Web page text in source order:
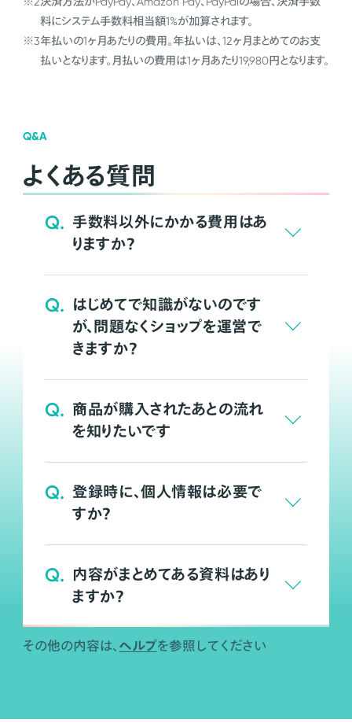
料にシステム手数料相当額1%が加算されます。
※3年払いの1ヶ月あたりの費用。年払いは、12ヶ月まとめてのお支
払いとなります。月払いの費用は1ヶ月あたり19,980円となります。
Q&A
よくある質問
Q. 手数料以外にかかる費用はあ
りますか？
Q. はじめてで知識がないのです
が、問題なくショップを運営で
きますか？
Q. 商品が購入されたあとの流れ
を知りたいです
Q. 登録時に、個人情報は必要で
すか？
Q. 内容がまとめてある資料はあり
ますか？
その他の内容は、 ヘルプを参照してください